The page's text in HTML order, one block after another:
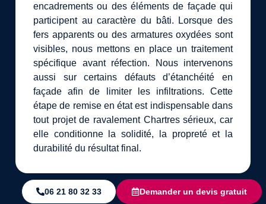
encadrements ou des éléments de façade qui
participent au caractère du bâti. Lorsque des
fers apparents ou des armatures oxydées sont
visibles, nous mettons en place un traitement
spécifique avant réfection. Nous intervenons
aussi sur certains défauts d’étanchéité en
façade afin de limiter les infiltrations. Cette
étape de remise en état est indispensable dans
tout projet de ravalement Chartres sérieux, car
elle conditionne la solidité, la propreté et la
durabilité du résultat final.
06 21 80 32 33 Demander un devis gratuit